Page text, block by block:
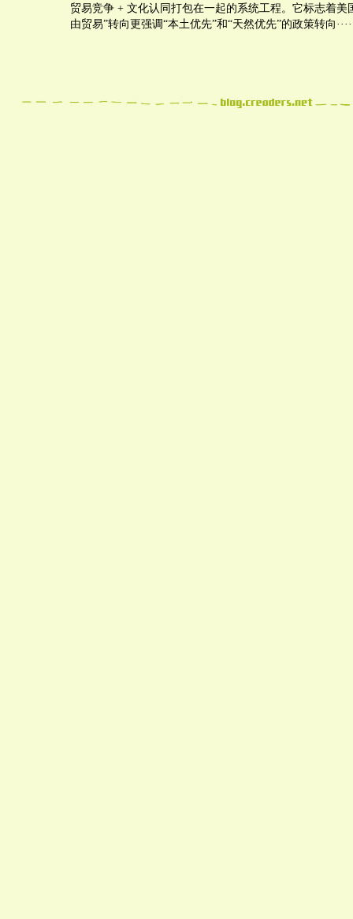
贸易竞争 + 文化认同打包在一起的系统工程。它标志着美
由贸易”转向更强调“本土优先”和“天然优先”的政策转向